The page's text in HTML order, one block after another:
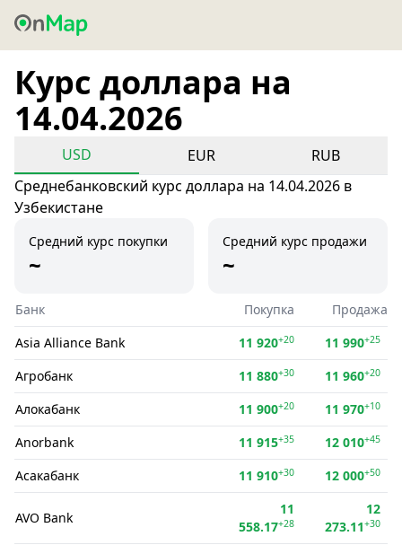
Курс доллара на
14.04.2026
USD EUR
RUB
Среднебанковский курс доллара на 14.04.2026 в
Узбекистане
Средний курс покупки
~
Средний курс продажи
~
Банк Покупка
Продажа
Asia Alliance Bank
11 920+20 11 990+25
Агробанк 11 880+30 11 960+20
Алокабанк 11 900+20 11 970+10
Anorbank 11 915+35 12 010+45
Асакабанк 11 910+30 12 000+50
AVO Bank
11
558.17+28
12
273.11+30